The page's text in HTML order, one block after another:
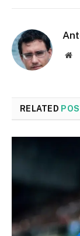
RELATED